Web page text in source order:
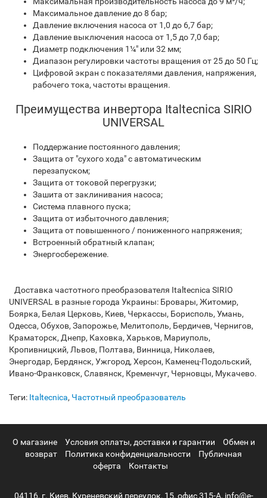
Максимальное давление до 8 бар;
Давление включения насоса от 1,0 до 6,7 бар;
Давление выключения насоса от 1,5 до 7,0 бар;
Диаметр подключения 1¼" или 32 мм;
Диапазон регулировки частоты вращения от 25 до 50 Гц;
Цифровой экран с показателями давления, напряжения,
рабочего тока, частоты вращения.
Преимущества инвертора Italtecnica SIRIO
UNIVERSAL
Поддержание постоянного давления;
Защита от "сухого хода" с автоматическим
перезапуском;
Защита от токовой перегрузки;
Зашита от заклинивания насоса;
Система плавного пуска;
Защита от избыточного давления;
Защита от повышенного / пониженного напряжения;
Встроенный обратный клапан;
Энергосбережение.
Доставка частотного преобразователя Italtecnica SIRIO
UNIVERSAL в разные города Украины: Бровары, Житомир,
Боярка, Белая Церковь, Киев, Черкассы, Борисполь, Умань,
Одесса, Обухов, Запорожье, Мелитополь, Бердичев, Чернигов,
Краматорск, Днепр, Каховка, Харьков, Мариуполь,
Кропивницкий, Львов, Полтава, Винница, Николаев,
Энергодар, Бердянск, Ужгород, Херсон, Каменец-Подольский,
Ивано-Франковск, Славянск, Кременчуг, Черновцы, Мукачево.
Теги: Italtecnica, Частотный преобразователь
О магазине Условия оплаты, доставки и гарантии
Обмен и
возврат
Политика конфиденциальности
Публичная
оферта
Контакты
04116, г. Киев, Куреневский переулок, 15, офис 315-А, info@e-